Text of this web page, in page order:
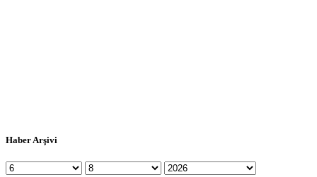
Haber Arşivi